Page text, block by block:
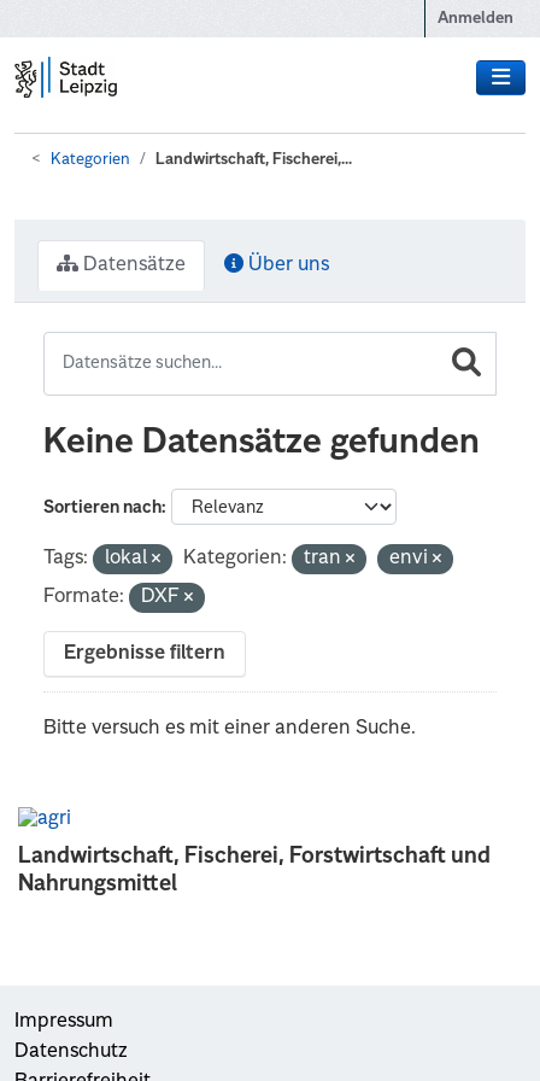
Anmelden
Kategorien Landwirtschaft, Fischerei,...
Landwirtschaft, Fischerei, Forstwirtschaft und
Nahrungsmittel
Datensätze Über uns
Keine Datensätze gefunden
Sortieren nach
Tags: lokal Kategorien: tran
envi
Formate:
DXF
Ergebnisse filtern
Bitte versuch es mit einer anderen Suche.
Impressum
Datenschutz